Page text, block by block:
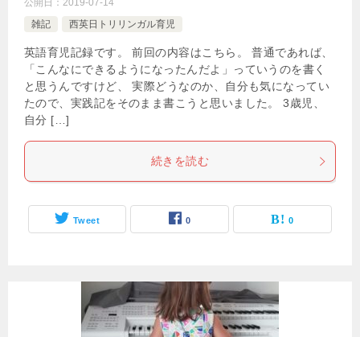
公開日： 2019-07-14
雑記
西英日トリリンガル育児
英語育児記録です。 前回の内容はこちら。 普通であれば、
「こんなにできるようになったんだよ」っていうのを書く
と思うんですけど、 実際どうなのか、自分も気になってい
たので、実践記をそのまま書こうと思いました。 3歳児、
自分 […]
続きを読む
Tweet 0 0